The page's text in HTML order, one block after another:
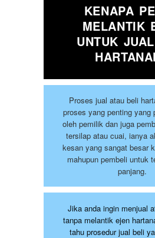
KENAPA
MELANTIK
UNTUK
Proses jual atau beli
proses yang penting yang
oleh pemilik dan juga
tersilap atau cuai, ianya
kesan yang sangat besar
mahupun pembeli untuk
panjang.
Jika anda ingin menjual
tanpa melantik ejen
tahu prosedur jual beli